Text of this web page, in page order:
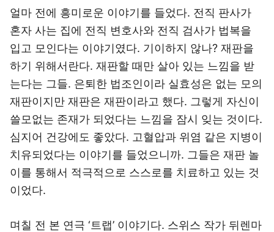
얼마 전에 흥미로운 이야기를 들었다. 전직 판사가
혼자 사는 집에 전직 변호사와 전직 검사가 법복을
입고 모인다는 이야기였다. 기이하지 않나? 재판을
하기 위해서란다. 재판할 때만 살아 있는 느낌을 받
는다는 그들. 은퇴한 법조인이라 실효성은 없는 모의
재판이지만 재판은 재판이라고 했다. 그렇게 자신이
쓸모없는 존재가 되었다는 느낌을 잠시 잊는 것이다.
심지어 건강에도 좋았다. 고혈압과 위염 같은 지병이
치유되었다는 이야기를 들었으니까. 그들은 재판 놀
이를 통해서 적극적으로 스스로를 치료하고 있는 것
이었다.
며칠 전 본 연극 ‘트랩’ 이야기다. 스위스 작가 뒤렌마